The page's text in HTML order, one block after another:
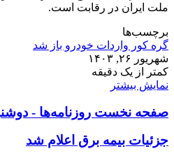
ملت ایران در رقابت است.
برچسب‌ها
گره کور واردات خودرو باز شد
شهریور ۲۶, ۱۴۰۳
کمتر از یک دقیقه
نمایش بیشتر
صفحه نخست روزنامه‌ها - دوشنبه ۲۶
جزئیات بیمه برق اعلام شد